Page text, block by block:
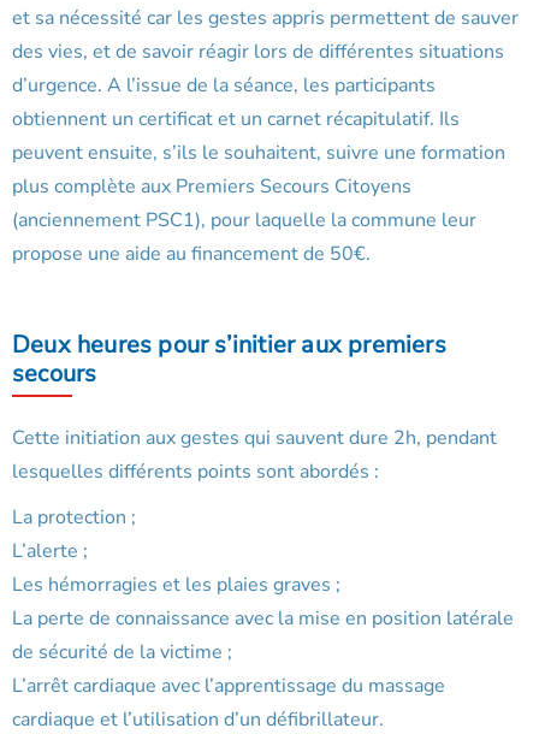
et sa nécessité car les gestes appris permettent de sauver
des vies, et de savoir réagir lors de différentes situations
d’urgence. A l’issue de la séance, les participants
obtiennent un certificat et un carnet récapitulatif. Ils
peuvent ensuite, s’ils le souhaitent, suivre une formation
plus complète aux Premiers Secours Citoyens
(anciennement PSC1), pour laquelle la commune leur
propose une aide au financement de 50€.
Deux heures pour s’initier aux premiers
secours
Cette initiation aux gestes qui sauvent dure 2h, pendant
lesquelles différents points sont abordés :
La protection ;
L’alerte ;
Les hémorragies et les plaies graves ;
La perte de connaissance avec la mise en position latérale
de sécurité de la victime ;
L’arrêt cardiaque avec l’apprentissage du massage
cardiaque et l’utilisation d’un défibrillateur.